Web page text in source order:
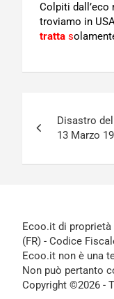
Colpiti
troviamo in
tratta s
articoli
Disastro
13 Marzo
Ecoo.it di proprietà
(FR) - Codice
Ecoo.it non è una
Non può pertanto
Copyright ©2026 -